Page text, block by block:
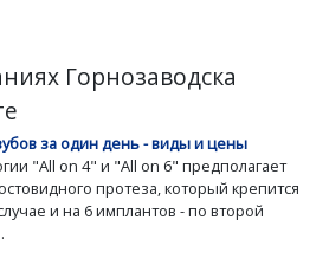
Горнозаводска
за один день - виды и цены
"All on 4" и "All on 6" предполагает
протеза, который крепится
и на 6 имплантов - по второй